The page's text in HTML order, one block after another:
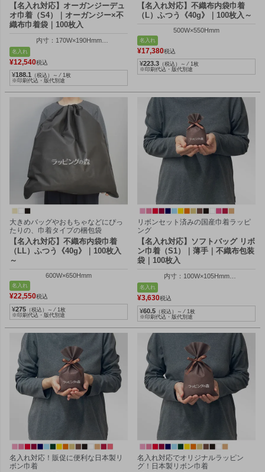
【名入れ対応】オーガンジーデュ
オ巾着（S4）｜オーガンジー×不
織布巾着袋｜100枚入
内寸：170W×190Hmm
名入れ
¥12,540税込
¥188.1
（税込）～ ⁄ 1枚
※印刷代込・版代別途
【名入れ対応】不織布内袋巾着
（L）ふつう《40g》｜100枚入～
500W×550Hmm
名入れ
¥17,380税込
¥223.3 （税込）～ ⁄ 1枚
※印刷代込・版代別途
大きめバッグやおもちゃなどにぴっ
たりの、巾着タイプの梱包袋
【名入れ対応】不織布内袋巾着
（LL）ふつう《40g》｜100枚入
～
600W×650Hmm
名入れ
¥22,550税込
¥275 （税込）～ ⁄ 1枚
※印刷代込・版代別途
リボンセット済みの国産巾着ラッピ
ング
【名入れ対応】ソフトバッグ リボ
ン巾着（S1）｜薄手｜不織布包装
袋｜100枚入
内寸：100W×105Hmm
名入れ
¥3,630税込
¥60.5 （税込）～ ⁄ 1枚
※印刷代込・版代別途
名入れ対応！販促に便利な日本製リ
ボン巾着
名入れ対応でオリジナルラッピン
グ！日本製リボン巾着